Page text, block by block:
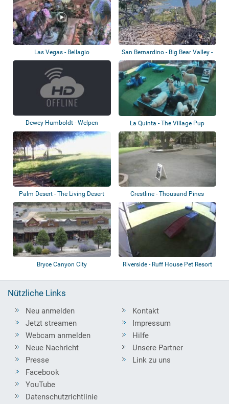
Las Vegas - Bellagio
Conservatory
San Bernardino - Big Bear Valley -
Weißk...
Dewey-Humboldt - Welpen La Quinta - The Village Pup
Palm Desert - The Living Desert
Zoo and...
Crestline - Thousand Pines
Christian Cam...
Bryce Canyon City Riverside - Ruff House Pet Resort
Nützliche Links
Neu anmelden
Jetzt streamen
Webcam anmelden
Neue Nachricht
Presse
Kontakt
Impressum
Hilfe
Unsere Partner
Link zu uns
Facebook
YouTube
Datenschutzrichtlinie